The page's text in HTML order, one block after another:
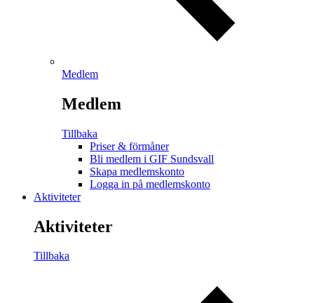
Medlem
Medlem
Tillbaka
Priser & förmåner
Bli medlem i GIF Sundsvall
Skapa medlemskonto
Logga in på medlemskonto
Aktiviteter
Aktiviteter
Tillbaka